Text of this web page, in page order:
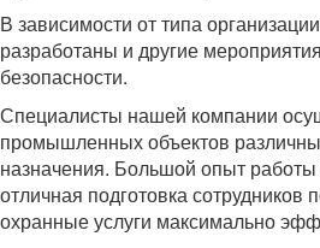
В зависимости от типа
разработаны и другие
безопасности.
Специалисты нашей компании
промышленных объектов
назначения. Большой опыт
отличная подготовка сотрудников
охранные услуги максимально